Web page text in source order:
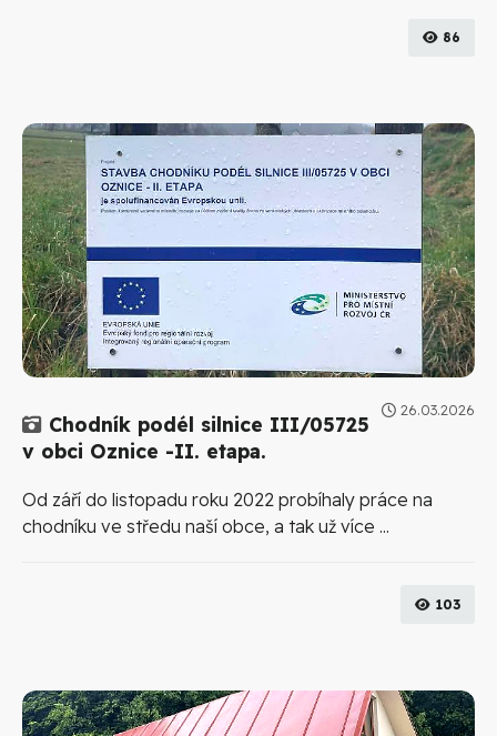
86
26.03.2026
Galerie
Chodník podél silnice III/05725
v obci Oznice -II. etapa.
Od září do listopadu roku 2022 probíhaly práce na
chodníku ve středu naší obce, a tak už více ...
103